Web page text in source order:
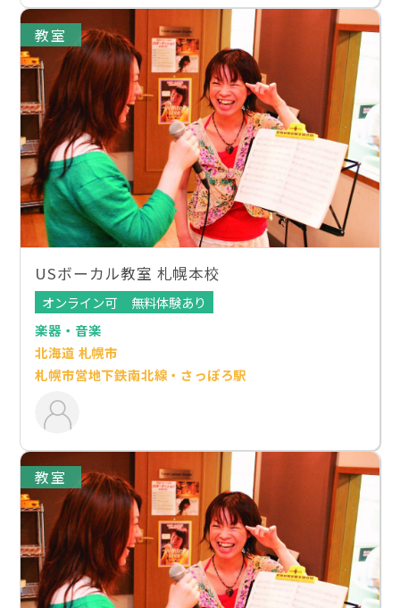
教室
USボーカル教室 札幌本校
オンライン可
無料体験あり
楽器・音楽
北海道 札幌市
札幌市営地下鉄南北線・さっぽろ駅
教室